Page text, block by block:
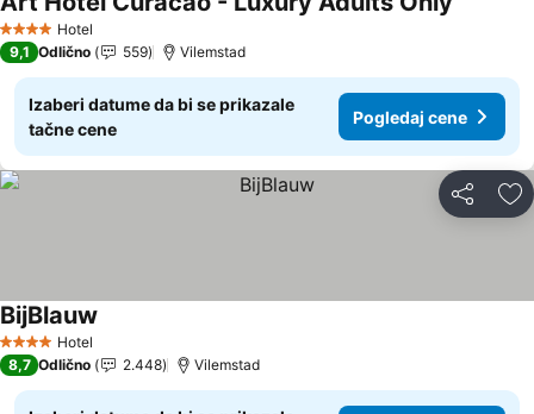
4 ZvezdiceHotel
9,1 Odlično 559 Vilemstad
Izaberi datume da bi se prikazale
tačne cene
Pogledaj cene
Deli
4 ZvezdiceHotel
BijBlauw
8,7 Odlično 2.448 Vilemstad